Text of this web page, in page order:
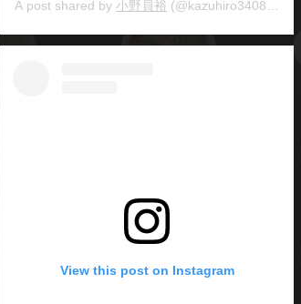
A post shared by 小野員裕 (@kazuhiro340827) on
View this post on Instagram